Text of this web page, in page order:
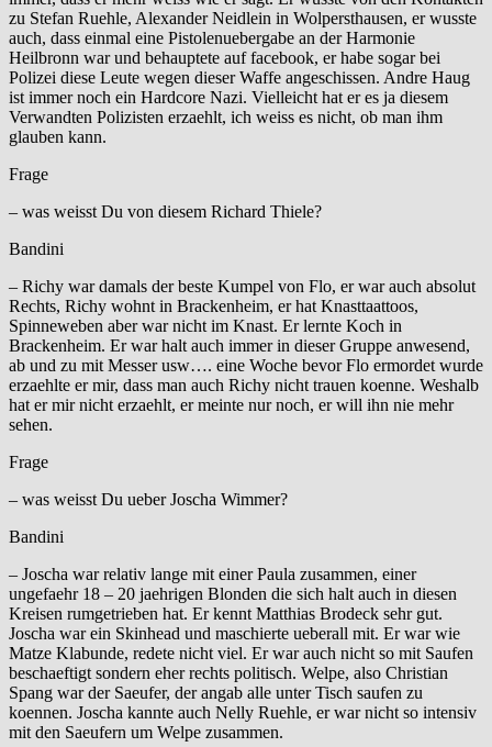
zu Stefan Ruehle, Alexander Neidlein in Wolpersthausen, er wusste
auch, dass einmal eine Pistolenuebergabe an der Harmonie
Heilbronn war und behauptete auf facebook, er habe sogar bei
Polizei diese Leute wegen dieser Waffe angeschissen. Andre Haug
ist immer noch ein Hardcore Nazi. Vielleicht hat er es ja diesem
Verwandten Polizisten erzaehlt, ich weiss es nicht, ob man ihm
glauben kann.
Frage
– was weisst Du von diesem Richard Thiele?
Bandini
– Richy war damals der beste Kumpel von Flo, er war auch absolut
Rechts, Richy wohnt in Brackenheim, er hat Knasttaattoos,
Spinneweben aber war nicht im Knast. Er lernte Koch in
Brackenheim. Er war halt auch immer in dieser Gruppe anwesend,
ab und zu mit Messer usw…. eine Woche bevor Flo ermordet wurde
erzaehlte er mir, dass man auch Richy nicht trauen koenne. Weshalb
hat er mir nicht erzaehlt, er meinte nur noch, er will ihn nie mehr
sehen.
Frage
– was weisst Du ueber Joscha Wimmer?
Bandini
– Joscha war relativ lange mit einer Paula zusammen, einer
ungefaehr 18 – 20 jaehrigen Blonden die sich halt auch in diesen
Kreisen rumgetrieben hat. Er kennt Matthias Brodeck sehr gut.
Joscha war ein Skinhead und maschierte ueberall mit. Er war wie
Matze Klabunde, redete nicht viel. Er war auch nicht so mit Saufen
beschaeftigt sondern eher rechts politisch. Welpe, also Christian
Spang war der Saeufer, der angab alle unter Tisch saufen zu
koennen. Joscha kannte auch Nelly Ruehle, er war nicht so intensiv
mit den Saeufern um Welpe zusammen.